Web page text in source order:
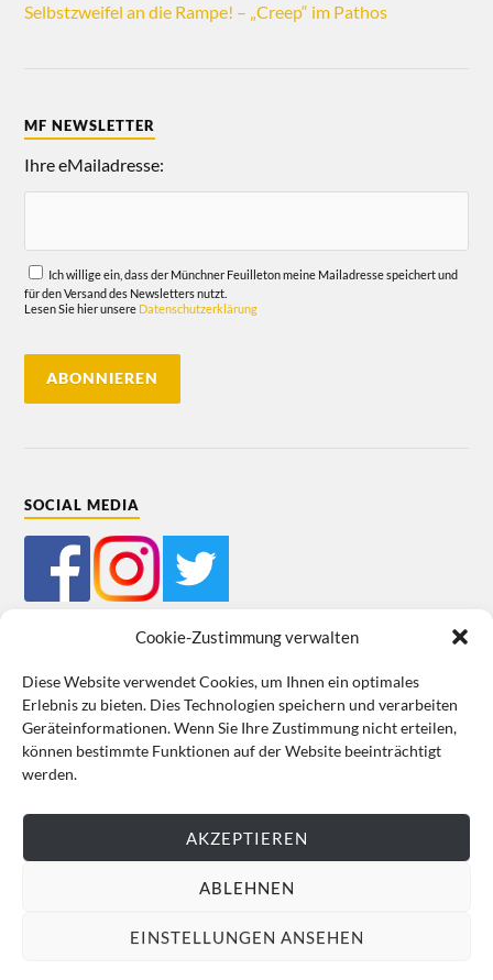
Cookie-Zustimmung verwalten
Diese Website verwendet Cookies, um Ihnen ein optimales
Erlebnis zu bieten. Dies Technologien speichern und verarbeiten
Geräteinformationen. Wenn Sie Ihre Zustimmung nicht erteilen,
können bestimmte Funktionen auf der Website beeinträchtigt
werden.
AKZEPTIEREN
ABLEHNEN
EINSTELLUNGEN ANSEHEN
Selbstzweifel an die Rampe! – „Creep“ im Pathos
MF NEWSLETTER
Ihre eMailadresse:
Ich willige ein, dass der Münchner Feuilleton meine Mailadresse speichert und
für den Versand des Newsletters nutzt.
Lesen Sie hier unsere Datenschutzerklärung
SOCIAL MEDIA
Mein Bestellkonto Kundeninformationen Datenschutz
Cookie-Richtlinie (EU) Impressum
VERTRAG WIDERRUFEN